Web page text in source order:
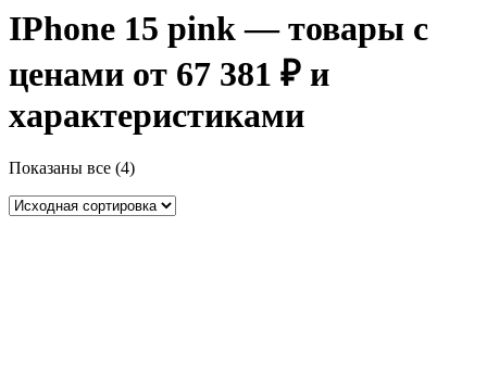
IPhone 15 pink — товары с
ценами от 67 381 ₽ и
характеристиками
Показаны все (4)